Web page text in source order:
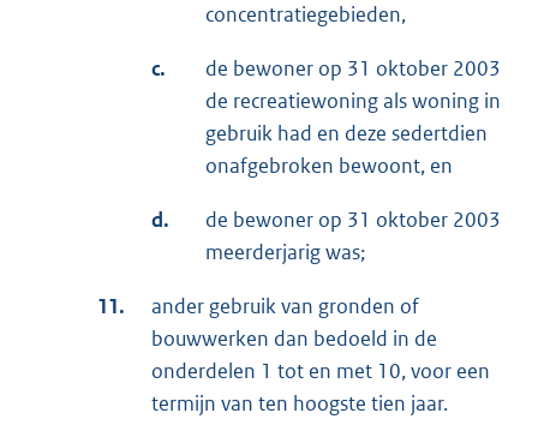
concentratiegebieden,
c.
de bewoner op 31 oktober 2003
de recreatiewoning als woning in
gebruik had en deze sedertdien
onafgebroken bewoont, en
d.
de bewoner op 31 oktober 2003
meerderjarig was;
11.
ander gebruik van gronden of
bouwwerken dan bedoeld in de
onderdelen 1 tot en met 10, voor een
termijn van ten hoogste tien jaar.